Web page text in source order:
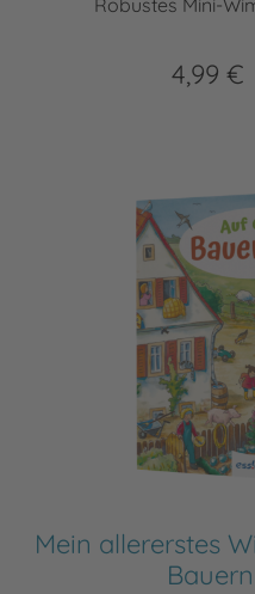
Robustes Mini-
4,99 €
Mein allererstes